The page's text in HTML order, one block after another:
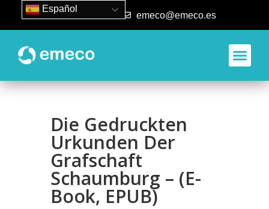
93 840 50 80 emeco@emeco.es
Die Gedruckten
Urkunden Der
Grafschaft
Schaumburg – (E-
Book, EPUB)
Español